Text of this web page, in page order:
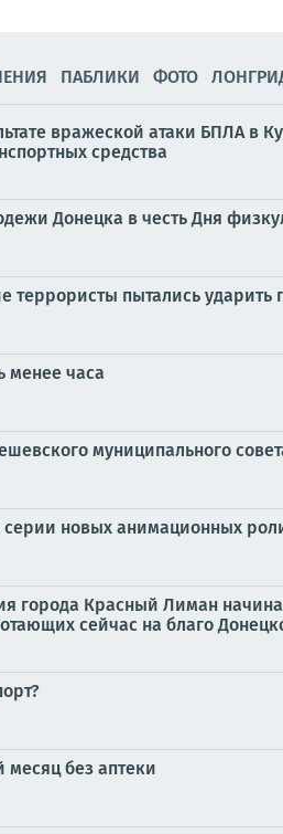
ПАБЛИКИ ФОТО
вражеской атаки БПЛА
средства
Донецка в честь Дня
пытались ударить
менее часа
муниципального
новых анимационных
города Красный Лиман
сейчас на благо
без аптеки